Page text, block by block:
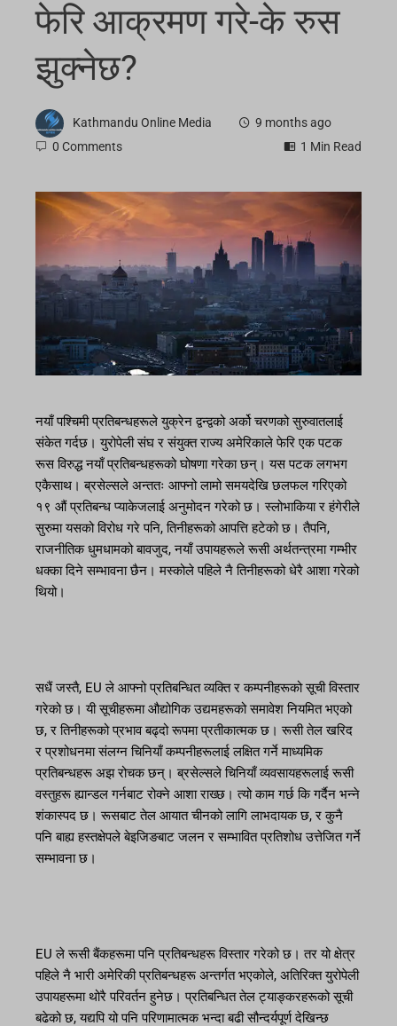
फेरि आक्रमण गरे-के रुस
झुक्नेछ?
Kathmandu Online Media
9 months ago
0 Comments
1 Min Read
नयाँ पश्चिमी प्रतिबन्धहरूले युक्रेन द्वन्द्वको अर्को चरणको सुरुवातलाई
संकेत गर्दछ। युरोपेली संघ र संयुक्त राज्य अमेरिकाले फेरि एक पटक
रूस विरुद्ध नयाँ प्रतिबन्धहरूको घोषणा गरेका छन्। यस पटक लगभग
एकैसाथ। ब्रसेल्सले अन्ततः आफ्नो लामो समयदेखि छलफल गरिएको
१९ औं प्रतिबन्ध प्याकेजलाई अनुमोदन गरेको छ। स्लोभाकिया र हंगेरीले
सुरुमा यसको विरोध गरे पनि, तिनीहरूको आपत्ति हटेको छ। तैपनि,
राजनीतिक धुमधामको बावजुद, नयाँ उपायहरूले रूसी अर्थतन्त्रमा गम्भीर
धक्का दिने सम्भावना छैन। मस्कोले पहिले नै तिनीहरूको धेरै आशा गरेको
थियो।
सधैं जस्तै, EU ले आफ्नो प्रतिबन्धित व्यक्ति र कम्पनीहरूको सूची विस्तार
गरेको छ। यी सूचीहरूमा औद्योगिक उद्यमहरूको समावेश नियमित भएको
छ, र तिनीहरूको प्रभाव बढ्दो रूपमा प्रतीकात्मक छ। रूसी तेल खरिद
र प्रशोधनमा संलग्न चिनियाँ कम्पनीहरूलाई लक्षित गर्ने माध्यमिक
प्रतिबन्धहरू अझ रोचक छन्। ब्रसेल्सले चिनियाँ व्यवसायहरूलाई रूसी
वस्तुहरू ह्यान्डल गर्नबाट रोक्ने आशा राख्छ। त्यो काम गर्छ कि गर्दैन भन्ने
शंकास्पद छ। रूसबाट तेल आयात चीनको लागि लाभदायक छ, र कुनै
पनि बाह्य हस्तक्षेपले बेइजिङबाट जलन र सम्भावित प्रतिशोध उत्तेजित गर्ने
सम्भावना छ।
EU ले रूसी बैंकहरूमा पनि प्रतिबन्धहरू विस्तार गरेको छ। तर यो क्षेत्र
पहिले नै भारी अमेरिकी प्रतिबन्धहरू अन्तर्गत भएकोले, अतिरिक्त युरोपेली
उपायहरूमा थोरै परिवर्तन हुनेछ। प्रतिबन्धित तेल ट्याङ्करहरूको सूची
बढेको छ, यद्यपि यो पनि परिणामात्मक भन्दा बढी सौन्दर्यपूर्ण देखिन्छ